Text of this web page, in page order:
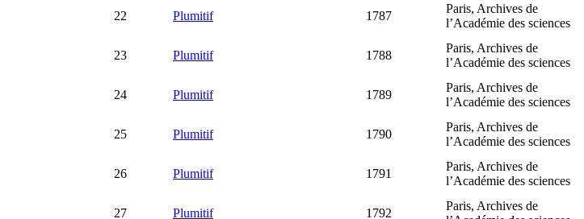
22 Plumitif 1787
Paris, Archives de
l’Académie des sciences
23 Plumitif 1788
Paris, Archives de
l’Académie des sciences
24 Plumitif 1789
Paris, Archives de
l’Académie des sciences
25 Plumitif 1790
Paris, Archives de
l’Académie des sciences
26 Plumitif 1791
Paris, Archives de
l’Académie des sciences
27 Plumitif 1792
Paris, Archives de